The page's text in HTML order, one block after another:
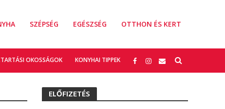
SZÉPSÉG EGÉSZSÉG OTTHON ÉS KERT
OKOSSÁGOK KONYHAI TIPPEK
ELŐFIZETÉS